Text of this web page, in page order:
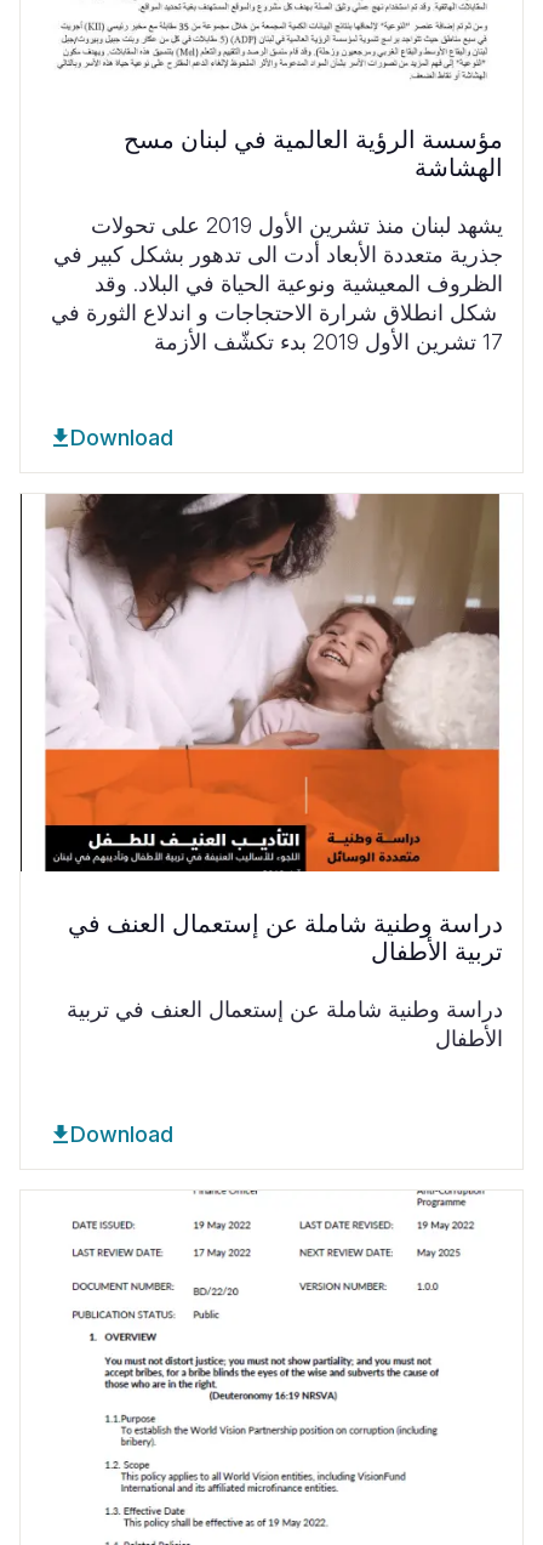
مؤسسة الرؤية العالمية في لبنان مسح
الهشاشة
يشهد لبنان منذ تشرين الأول على تحولات
جذرية متعددة الأبعاد أدت الى تدهور بشكل كبير في
الظروف المعيشية ونوعية الحياة في البلاد. وقد
شكل انطلاق شرارة الاحتجاجات و اندلاع الثورة في
17 تشرين الأول
بدء تكشّف الأزمة
Download
دراسة وطنية شاملة عن إستعمال العنف في
تربية الأطفال
دراسة وطنية شاملة عن إستعمال العنف في تربية
الأطفال
Download